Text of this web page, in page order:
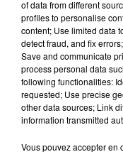
C'est en effet ici
monde, eh oui il est
Une délicieuse pâte
distinguée au
lieu récemment au
Mais trêve de jalousie
gastronomique n'en
vous donner envie de
of data from different
profiles to personalise
content; Use limited data
detect fraud, and fix
Save and communicate
process personal data
following functionalities:
requested; Use precise
other data sources; Link
information transmitted
Vous pouvez accepter en